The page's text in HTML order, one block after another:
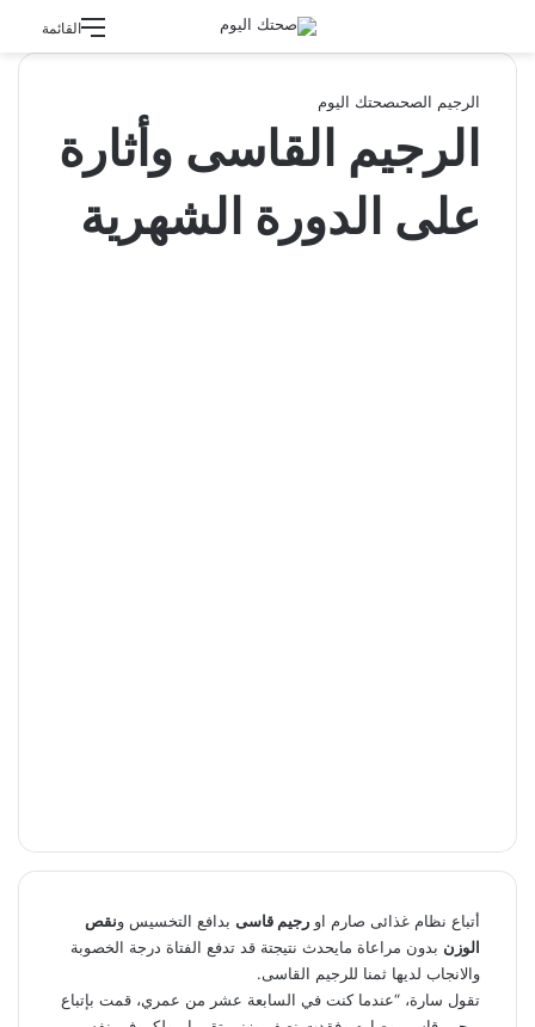
القائمة
الرجيم الصحىصحتك اليوم
الرجيم القاسى وأثارة
على الدورة الشهرية
أتباع نظام غذائى صارم او رجيم قاسى بدافع التخسيس ونقص
الوزن بدون مراعاة مايحدث نتيجتة قد تدفع الفتاة درجة الخصوبة
والانجاب لديها ثمنا للرجيم القاسى.
تقول سارة، “عندما كنت في السابعة عشر من عمري، قمت بإتباع